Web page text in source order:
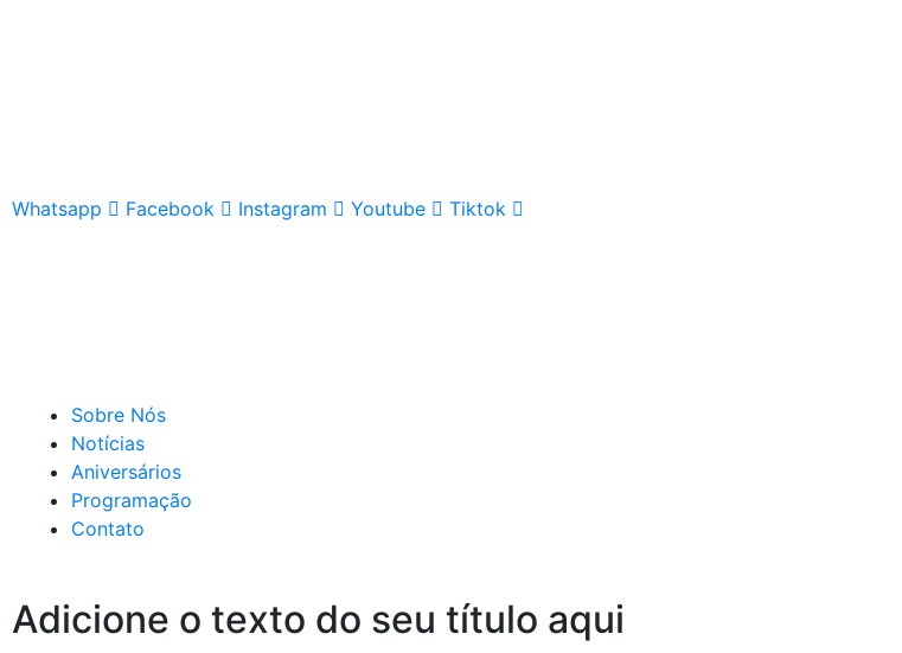
Whatsapp Facebook Instagram Youtube Tiktok
Sobre Nós
Notícias
Aniversários
Programação
Contato
Adicione o texto do seu título aqui